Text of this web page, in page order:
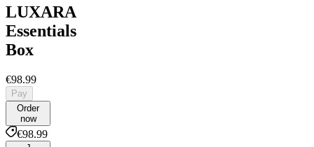
LUXARA
Essentials
Box
€98.99
Pay
Order
now
€98.99